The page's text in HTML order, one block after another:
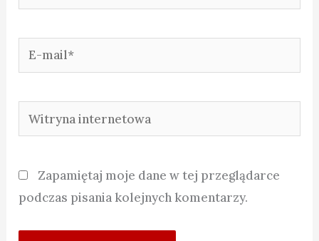
E-
mail*
Witryna
internetowa
Zapamiętaj moje dane w tej przeglądarce
podczas pisania kolejnych komentarzy.